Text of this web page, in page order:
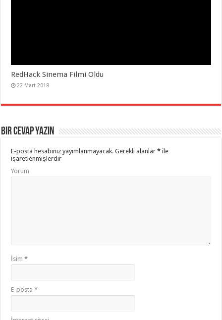
RedHack Sinema Filmi Oldu
22 Mart 2018
Bir Cevap Yazın
E-posta hesabınız yayımlanmayacak. Gerekli alanlar* ile
işaretlenmişlerdir
Yorum
İsim*
E-posta*